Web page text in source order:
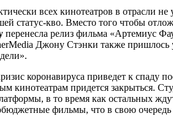
всех кинотеатров в отрасли
статус-кво. Вместо того чтобы
перенесла релиз фильма «Артемиус
Джону Стэнки также пришлось
коронавируса приведет к
кинотеатрам придется закрыться.
в то время как остальных
фильмы, что в свою очередь